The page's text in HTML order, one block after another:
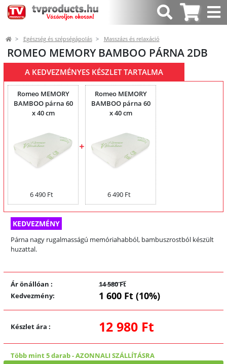
Egészség és szépségápolás Masszázs és relaxáció
ROMEO MEMORY BAMBOO PÁRNA 2DB
A KEDVEZMÉNYES KÉSZLET TARTALMA
Romeo MEMORY
BAMBOO párna 60
x 40 cm
6 490 Ft
Romeo MEMORY
BAMBOO párna 60
x 40 cm
6 490 Ft
KEDVEZMÉNY
Párna nagy rugalmasságú memóriahabból, bambuszrostból készült
huzattal.
Ár önállóan :
14 580 Ft
Kedvezmény: 1 600 Ft (10%)
Készlet ára : 12 980 Ft
Több mint 5 darab-AZONNALI SZÁLLÍTÁSRA